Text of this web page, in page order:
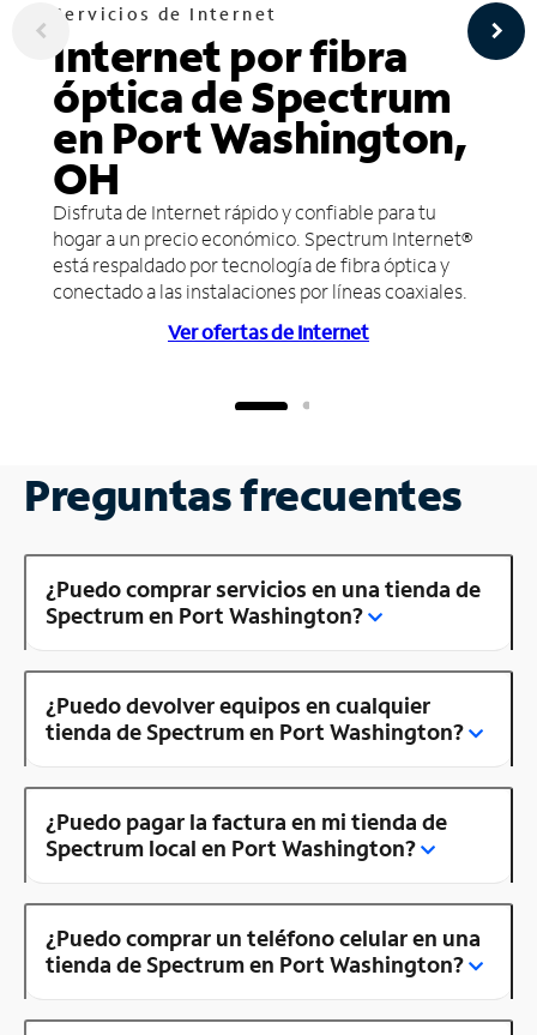
Servicios de Internet
Internet por fibra
óptica de Spectrum
en Port Washington,
OH
Disfruta de Internet rápido y confiable para tu
hogar a un precio económico. Spectrum Internet®
está respaldado por tecnología de fibra óptica y
conectado a las instalaciones por líneas coaxiales.
Ver ofertas de Internet
Preguntas frecuentes
¿Puedo comprar servicios en una tienda de
Spectrum en Port Washington?
¿Puedo devolver equipos en cualquier
tienda de Spectrum en Port Washington?
¿Puedo pagar la factura en mi tienda de
Spectrum local en Port Washington?
¿Puedo comprar un teléfono celular en una
tienda de Spectrum en Port Washington?